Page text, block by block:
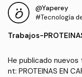
@Yaperey
#Tecnología
Trabajos-
He publicado nuevos
nt: PROTEINAS EN